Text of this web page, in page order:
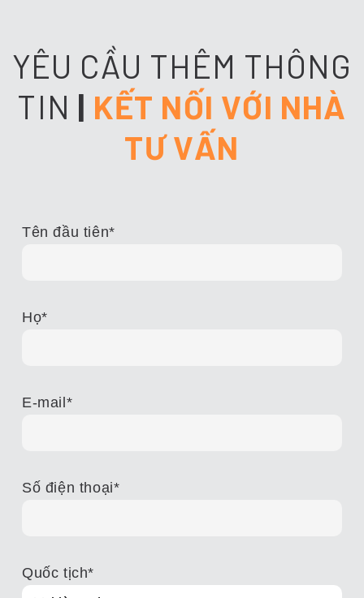
YÊU CẦU THÊM THÔNG
TIN | KẾT NỐI VỚI NHÀ
TƯ VẤN
Tên đầu tiên*
Họ*
E-mail*
Số điện thoại*
Quốc tịch*